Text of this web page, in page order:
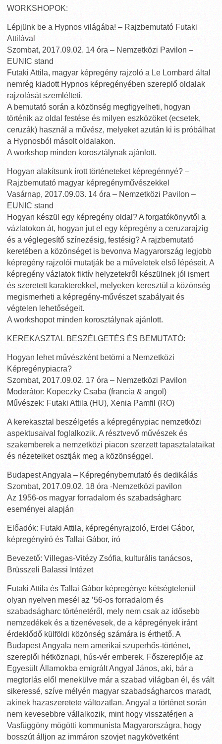
WORKSHOPOK:
Lépjünk be a Hypnos világába! – Rajzbemutató Futaki
Attilával
Szombat, 2017.09.02. 14 óra – Nemzetközi Pavilon –
EUNIC stand
Futaki Attila, magyar képregény rajzoló a Le Lombard által
nemrég kiadott Hypnos képregényében szereplő oldalak
rajzolását szemlélteti.
A bemutató során a közönség megfigyelheti, hogyan
történik az oldal festése és milyen eszközöket (ecsetek,
ceruzák) használ a művész, melyeket azután ki is próbálhat
a Hypnosból másolt oldalakon.
A workshop minden korosztálynak ajánlott.
Hogyan alakítsunk írott történeteket képregénnyé? –
Rajzbemutató magyar képregényművészekkel
Vasárnap, 2017.09.03. 14 óra – Nemzetközi Pavilon –
EUNIC stand
Hogyan készül egy képregény oldal? A forgatókönyvtől a
vázlatokon át, hogyan jut el egy képregény a ceruzarajzig
és a véglegesítő színezésig, festésig? A rajzbemutató
keretében a közönséget is bevonva Magyarország legjobb
képregény rajzolói mutatják be a műveletek első lépéseit. A
képregény vázlatok fiktív helyzetekről készülnek jól ismert
és szeretett karakterekkel, melyeken keresztül a közönség
megismerheti a képregény-művészet szabályait és
végtelen lehetőségeit.
A workshopot minden korosztálynak ajánlott.
KEREKASZTAL BESZÉLGETÉS ÉS BEMUTATÓ:
Hogyan lehet művészként betörni a Nemzetközi
Képregénypiacra?
Szombat, 2017.09.02. 17 óra – Nemzetközi Pavilon
Moderátor: Kopeczky Csaba (francia & angol)
Művészek: Futaki Attila (HU), Xenia Pamfil (RO)
A kerekasztal beszélgetés a képregénypiac nemzetközi
aspektusaival foglalkozik. A résztvevő művészek és
szakemberek a nemzetközi piacon szerzett tapasztalataikat
és nézeteiket osztják meg a közönséggel.
Budapest Angyala – Képregénybemutató és dedikálás
Szombat, 2017.09.02. 18 óra -Nemzetközi pavilon
Az 1956-os magyar forradalom és szabadságharc
eseményei alapján
Előadók: Futaki Attila, képregényrajzoló, Erdei Gábor,
képregényíró és Tallai Gábor, író
Bevezető: Villegas-Vitézy Zsófia, kulturális tanácsos,
Brüsszeli Balassi Intézet
Futaki Attila és Tallai Gábor képregénye kétségtelenül
olyan nyelven mesél az ’56-os forradalom és
szabadságharc történetéről, mely nem csak az idősebb
nemzedékek és a tizenévesek, de a képregények iránt
érdeklődő külföldi közönség számára is érthető. A
Budapest Angyala nem amerikai szuperhős-történet,
szereplői hétköznapi, hús-vér emberek. Főszereplője az
Egyesült Államokba emigrált Angyal János, aki, bár a
megtorlás elől menekülve már a szabad világban él, és vált
sikeressé, szíve mélyén magyar szabadságharcos maradt,
akinek hazaszeretete változatlan. Angyal a történet során
nem kevesebbre vállalkozik, mint hogy visszatérjen a
Vasfüggöny mögötti kommunista Magyarországra, hogy
bosszút álljon az immáron szovjet nagykövetként